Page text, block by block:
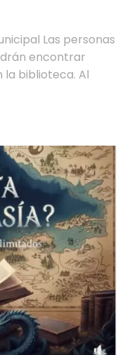
Las personas
encontrar
la biblioteca. Al